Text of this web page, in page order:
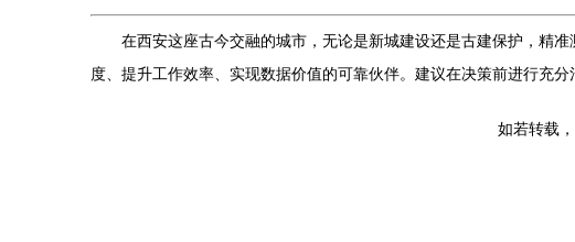
在西安这座古今交融的城市，无论是新城建设还是古建保护，精
度、提升工作效率、实现数据价值的可靠伙伴。建议在决策前进行充
如若转载